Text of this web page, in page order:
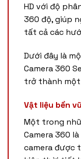
HD với độ
360 độ, giúp
tất cả các
Dưới đây là
Camera 360
trở thành một
Vật liệu bền
Một trong
Camera 360
camera được